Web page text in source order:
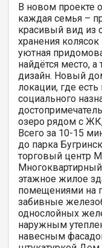
В новом проекте
каждая семья –
красивый вид из
хранения
уютная
найдётся место, а
дизайн. Новый
локации, где
социального
озеро рядом с
Всего за 10-15
до парка
торговый центр
этажное жилое
помещениями на
забивные
однослойных
наружным
навесным